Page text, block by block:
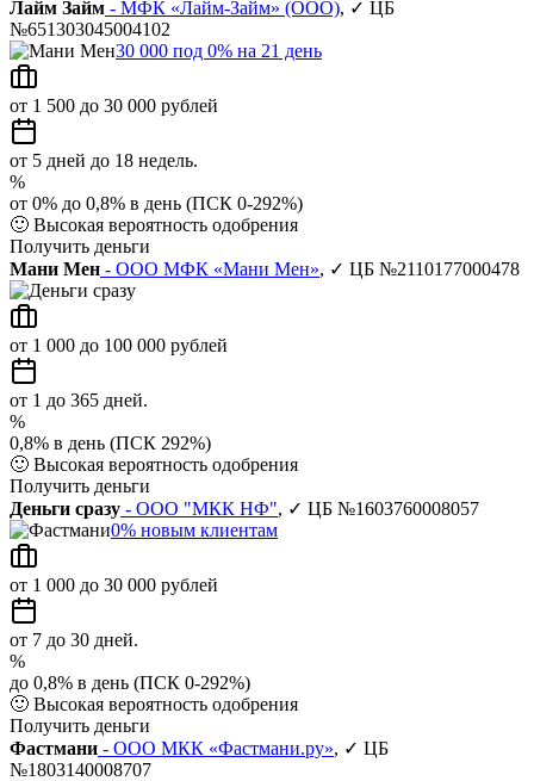
Лайм Займ - МФК «Лайм-Займ» (ООО), ✓ ЦБ
№651303045004102
30 000 под 0% на 21 день
от 1 500 до 30 000 рублей
от 5 дней до 18 недель.
%
от 0% до 0,8% в день (ПСК 0-292%)
🙂 Высокая вероятность одобрения
Получить деньги
Мани Мен - ООО МФК «Мани Мен», ✓ ЦБ №2110177000478
от 1 000 до 100 000 рублей
от 1 до 365 дней.
%
0,8% в день (ПСК 292%)
🙂 Высокая вероятность одобрения
Получить деньги
Деньги сразу - ООО "МКК НФ", ✓ ЦБ №1603760008057
0% новым клиентам
от 1 000 до 30 000 рублей
от 7 до 30 дней.
%
до 0,8% в день (ПСК 0-292%)
🙂 Высокая вероятность одобрения
Получить деньги
Фастмани - ООО МКК «Фастмани.ру», ✓ ЦБ
№1803140008707